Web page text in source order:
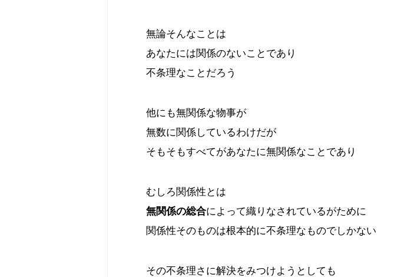
無論そんなことは
あなたには関係のないことであり
不条理なことだろう
他にも無関係な物事が
無数に関係しているわけだが
そもそもすべてがあなたに無関係なことであり
むしろ関係性とは
無関係の総合によって織りなされているがために
関係性そのものは根本的に不条理なものでしかない
その不条理さに解決をみつけようとしても